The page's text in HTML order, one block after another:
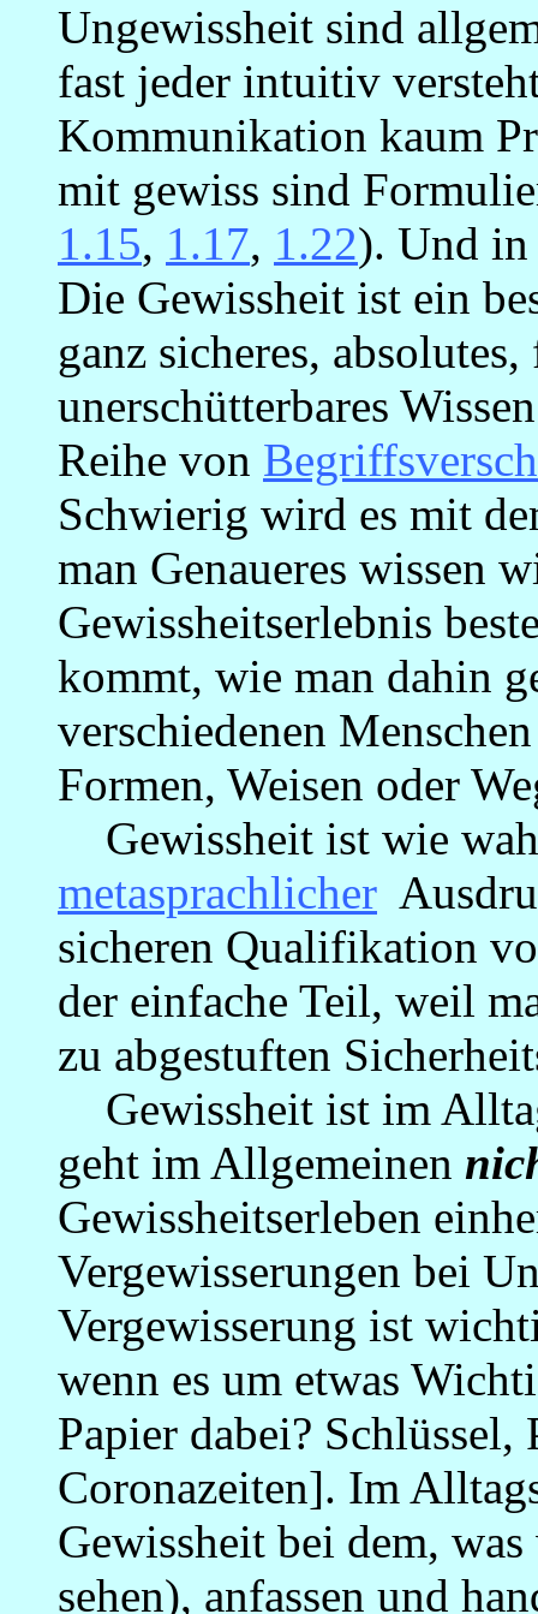
Ungewissheit sind
fast jeder intuitiv
Kommunikation kaum
mit gewiss sind
1.15, 1.17, 1.22). Und in
Die Gewissheit ist ein
ganz sicheres,
unerschütterbares
Reihe von
Schwierig wird es mit
man Genaueres wissen
Gewissheitserlebnis
kommt, wie man dahin
verschiedenen
Formen, Weisen oder
Gewissheit ist wie
metasprachlicher
sicheren Qualifikation
der einfache Teil, weil
zu abgestuften
Gewissheit ist im
geht im Allgemeinen
Gewissheitserleben
Vergewisserungen bei
Vergewisserung ist
wenn es um etwas
Papier dabei?
Coronazeiten]. Im
Gewissheit bei dem,
sehen), anfassen und